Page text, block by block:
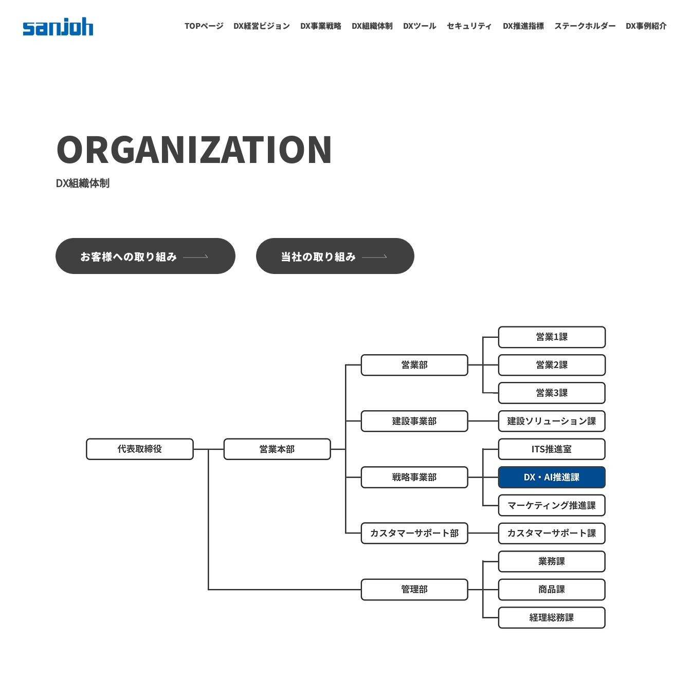
TOPページ DX経営ビジョン DX事業戦略 DX組織体制 DXツール セキュリティ DX推進指標 ステークホルダー DX事例紹介
ORGANIZATION
DX組織体制
お客様への取り組み 当社の取り組み